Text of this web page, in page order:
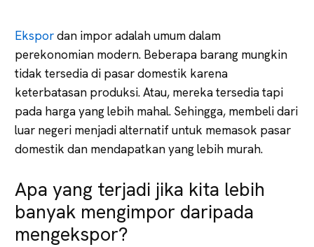
Ekspordan impor adalah umum dalam
perekonomian modern. Beberapa barang mungkin
tidak tersedia di pasar domestik karena
keterbatasan produksi. Atau, mereka tersedia tapi
pada harga yang lebih mahal. Sehingga, membeli dari
luar negeri menjadi alternatif untuk memasok pasar
domestik dan mendapatkan yang lebih murah.
Apa yang terjadi jika kita lebih
banyak mengimpor daripada
mengekspor?